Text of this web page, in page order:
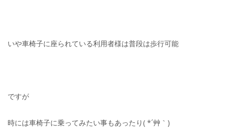
いや車椅子に座られている利用者様は普段は歩行可能
ですが
時には車椅子に乗ってみたい事もあったり( *´艸｀)